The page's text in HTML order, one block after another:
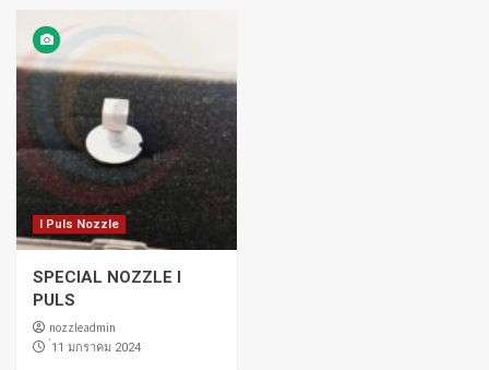
I Puls Nozzle
SPECIAL NOZZLE I
PULS
nozzleadmin
่11 มกราคม 2024